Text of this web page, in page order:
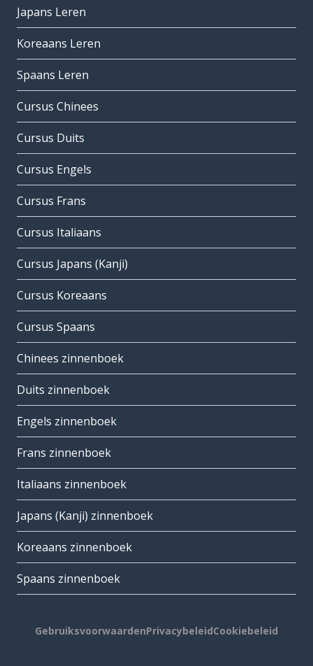
Japans Leren
Koreaans Leren
Spaans Leren
Cursus Chinees
Cursus Duits
Cursus Engels
Cursus Frans
Cursus Italiaans
Cursus Japans (Kanji)
Cursus Koreaans
Cursus Spaans
Chinees zinnenboek
Duits zinnenboek
Engels zinnenboek
Frans zinnenboek
Italiaans zinnenboek
Japans (Kanji) zinnenboek
Koreaans zinnenboek
Spaans zinnenboek
GebruiksvoorwaardenPrivacybeleidCookiebeleid